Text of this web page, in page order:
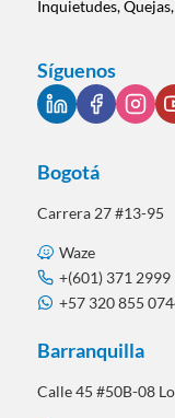
Inquietudes,
Síguenos
Bogotá
Carrera 27 #13-95
Waze
+(601) 371 2999
+57 320 855
Barranquilla
Calle 45 #50B-08